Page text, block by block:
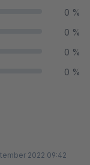
0 %
0 %
0 %
0 %
2022 09:42